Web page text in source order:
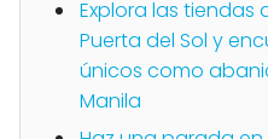
Explora las tiendas
Puerta del Sol y
únicos como
Manila